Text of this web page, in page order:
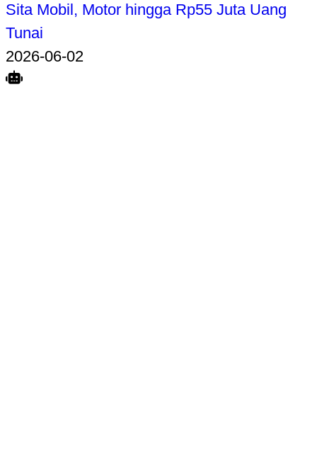
Sita Mobil, Motor hingga Rp55 Juta Uang
Tunai
2026-06-02